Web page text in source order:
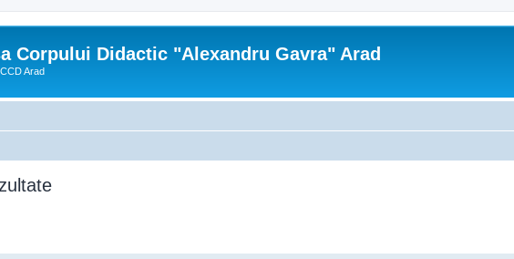
Corpului Didactic "Alexandru Gavra" Arad
Arad